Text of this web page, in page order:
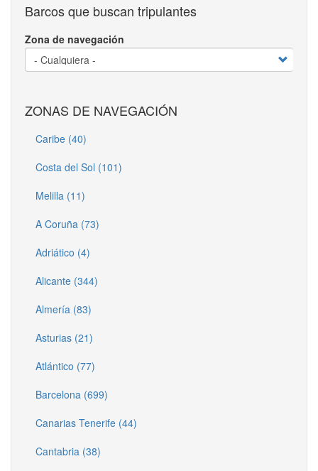
Barcos que buscan tripulantes
Zona de navegación
ZONAS DE NAVEGACIÓN
Caribe (40)
Costa del Sol (101)
Melilla (11)
A Coruña (73)
Adriático (4)
Alicante (344)
Almería (83)
Asturias (21)
Atlántico (77)
Barcelona (699)
Canarias Tenerife (44)
Cantabria (38)